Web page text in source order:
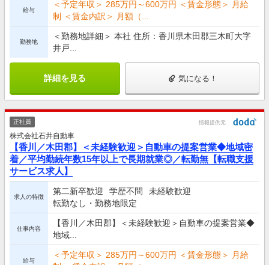
給与
＜予定年収＞ 285万円～600万円 ＜賃金形態＞ 月給
制 ＜賃金内訳＞ 月額（...
勤務地
＜勤務地詳細＞ 本社 住所：香川県木田郡三木町大字
井戸...
詳細を見る 気になる！
正社員 情報提供元
株式会社石井自動車
【香川／木田郡】＜未経験歓迎＞自動車の提案営業◆地域密
着／平均勤続年数15年以上で長期就業◎／転勤無【転職支援
サービス求人】
求人の特徴
第二新卒歓迎 学歴不問
未経験歓迎
転勤なし・勤務地限定
仕事内容
【香川／木田郡】＜未経験歓迎＞自動車の提案営業◆
地域...
給与
＜予定年収＞ 285万円～600万円 ＜賃金形態＞ 月給